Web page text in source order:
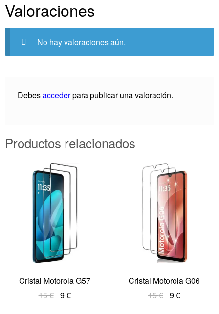
Valoraciones
No hay valoraciones aún.
Debesaccederpara publicar una valoración.
Productos relacionados
Cristal Motorola G57
15€ 9€
Cristal Motorola G06
15€ 9€